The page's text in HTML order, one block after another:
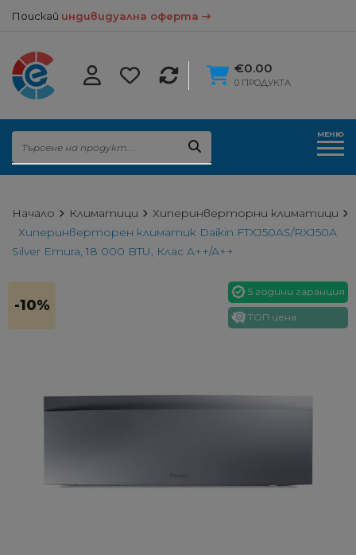
Поискай индивидуална оферта
€0.00
0 ПРОДУКТА
МЕНЮ
Начало Климатици
Хиперинверторни климатици
Хиперинверторен климатик Daikin FTXJ50AS/RXJ50A
Silver Emura, 18 000 BTU, Клас A++/A++
-10%
5 години гаранция
ТОП цена